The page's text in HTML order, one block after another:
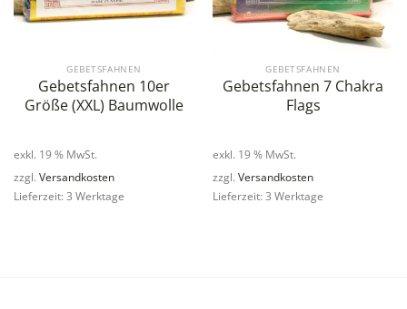
GEBETSFAHNEN
Gebetsfahnen 10er
Größe (XXL) Baumwolle
exkl. 19 % MwSt.
zzgl. Versandkosten
Lieferzeit: 3 Werktage
GEBETSFAHNEN
Gebetsfahnen 7 Chakra
Flags
exkl. 19 % MwSt.
zzgl. Versandkosten
Lieferzeit: 3 Werktage